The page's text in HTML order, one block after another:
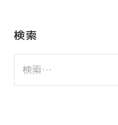
ブ
検索
索: